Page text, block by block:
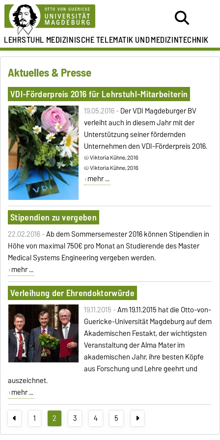
LEHRSTUHL MEDIZINISCHE TELEMATIK UNDMEDIZINTECHNIK
Aktuelles & Presse
VDI-Förderpreis 2016 für Lehrstuhl-Mitarbeiterin
19.05.2016 -Der VDI Magdeburger BV
verleiht auch in diesem Jahr mit der
Unterstützung seiner fördernden
Unternehmen den VDI-Förderpreis 2016.
© Viktoria Kühne, 2016
© Viktoria Kühne, 2016
mehr ...
Stipendien zu vergeben
22.02.2016 -Ab dem Sommersemester 2016 können Stipendien in
Höhe von maximal 750€ pro Monat an Studierende des Master
Medical Systems Engineering vergeben werden.
mehr ...
Verleihung der Ehrendoktorwürde
19.11.2015 -Am 19.11.2015 hat die Otto-von-
Guericke-Universität Magdeburg auf dem
Akademischen Festakt, der wichtigsten
Veranstaltung der Alma Mater im
akademischen Jahr, ihre besten Köpfe
aus Forschung und Lehre geehrt und
auszeichnet.
mehr ...
1 2 3 4 5